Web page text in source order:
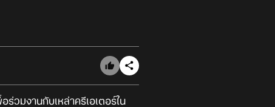
ร่วมงานกับเหล่าครีเอเตอร์ใน